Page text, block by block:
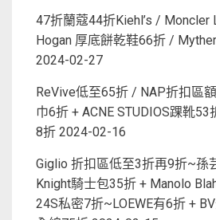
47折蘭蔻44折Kiehl’s / Moncler
Hogan 厚底餅乾鞋66折 /
2024-02-27
ReVive低至65折 / NAP折扣區
巾6折 + ACNE STUDIOS踝靴
8折 2024-02-16
Giglio 折扣區低至3折再9折~孫
Knight騎士包35折 + Manolo
24S私密7折~LOEWE有6折 +